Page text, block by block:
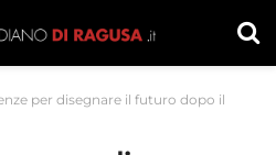
per disegnare il futuro dopo il